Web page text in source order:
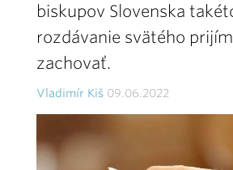
biskupov Slovenska
rozdávanie svätého
zachovať.
Vladimír Kiš 09.06.2022